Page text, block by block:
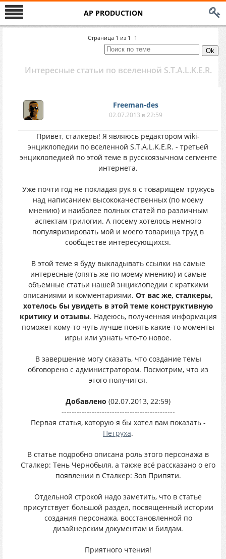
AP PRODUCTION
Страница 1 из 1 1
Интересные статьи по вселенной S.T.A.L.K.E.R.
Freeman-des
02.07.2013 в 22:59
Привет, сталкеры! Я являюсь редактором wiki-
энциклопедии по вселенной S.T.A.L.K.E.R. - третьей
энциклопедией по этой теме в русскоязычном сегменте
интернета.
Уже почти год не покладая рук я с товарищем тружусь
над написанием высококачественных (по моему
мнению) и наиболее полных статей по различным
аспектам трилогии. А посему хотелось немного
популяризировать мой и моего товарища труд в
сообществе интересующихся.
В этой теме я буду выкладывать ссылки на самые
интересные (опять же по моему мнению) и самые
объемные статьи нашей энциклопедии с краткими
описаниями и комментариями. От вас же, сталкеры,
хотелось бы увидеть в этой теме конструктивную
критику и отзывы. Надеюсь, полученная информация
поможет кому-то чуть лучше понять какие-то моменты
игры или узнать что-то новое.
В завершение могу сказать, что создание темы
обговорено с администратором. Посмотрим, что из
этого получится.
Добавлено (02.07.2013, 22:59)
---------------------------------------------
Первая статья, которую я бы хотел вам показать -
Петруха.
В статье подробно описана роль этого персонажа в
Сталкер: Тень Чернобыля, а также всё рассказано о его
появлении в Сталкер: Зов Припяти.
Отдельной строкой надо заметить, что в статье
присутствует большой раздел, посвященный истории
создания персонажа, восстановленной по
дизайнерским документам и билдам.
Приятного чтения!